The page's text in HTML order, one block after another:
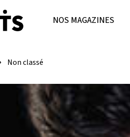
NOS MAGAZINES
Non classé